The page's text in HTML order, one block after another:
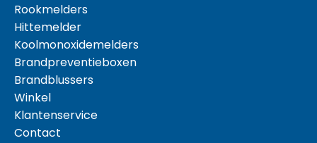
Rookmelders
Hittemelder
Koolmonoxidemelders
Brandpreventieboxen
Brandblussers
Winkel
Klantenservice
Contact